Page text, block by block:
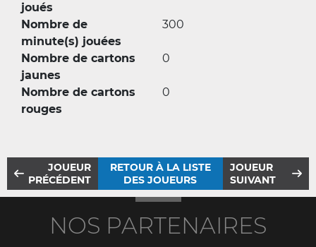
joués
Nombre de
minute(s) jouées
300
Nombre de cartons
jaunes
0
Nombre de cartons
rouges
0
JOUEUR
PRÉCÉDENT
RETOUR À LA LISTE
DES JOUEURS
JOUEUR
SUIVANT
NOS PARTENAIRES